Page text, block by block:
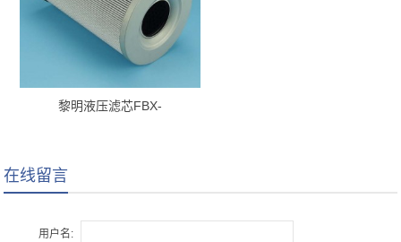
黎明液压滤芯FBX-
在线留言
用户名: